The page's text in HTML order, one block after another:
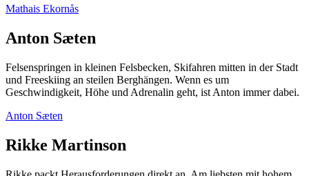
Mathais Ekornås
Anton Sæten
Felsenspringen in kleinen Felsbecken, Skifahren mitten in der Stadt
und Freeskiing an steilen Berghängen. Wenn es um
Geschwindigkeit, Höhe und Adrenalin geht, ist Anton immer dabei.
Anton Sæten
Rikke Martinson